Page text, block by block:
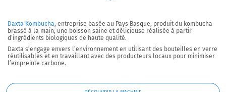
Daxta Kombucha, entreprise basée au Pays Basque, produit du kombucha
brassé à la main, une boisson saine et délicieuse réalisée à partir
d’ingrédients biologiques de haute qualité.
Daxta s’engage envers l’environnement en utilisant des bouteilles en verre
réutilisables et en travaillant avec des producteurs locaux pour minimiser
l’empreinte carbone.